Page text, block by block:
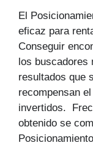
El
eficaz para
Conseguir
los
resultados que
recompensan
invertidos.
obtenido se